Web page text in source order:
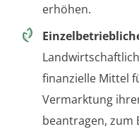
erhöhen.
finanzielle Mittel
Vermarktung
beantragen, zum